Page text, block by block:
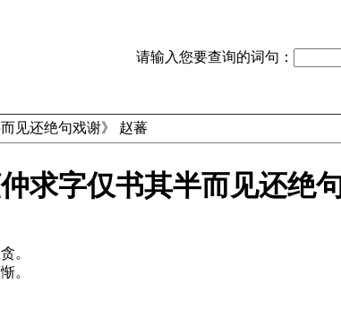
请输入您要查询的词句：
见还绝句戏谢》 赵蕃
仲求字仅书其半而见还绝
。
。